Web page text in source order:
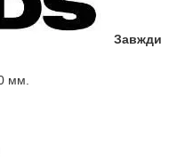
Завжди
мм.